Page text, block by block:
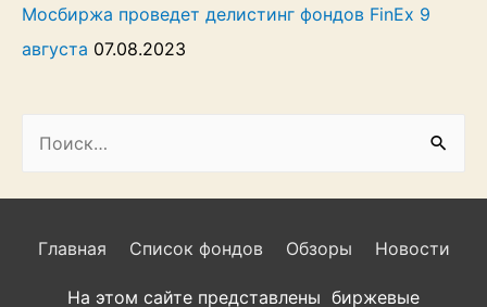
Мосбиржа проведет делистинг фондов FinEx 9
августа 07.08.2023
й
Главная Список фондов Обзоры Новости
На этом сайте представлены биржевые